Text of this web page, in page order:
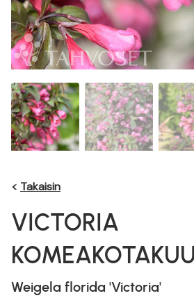
< Takaisin
VICTORIA
Weigela florida 'Victoria'